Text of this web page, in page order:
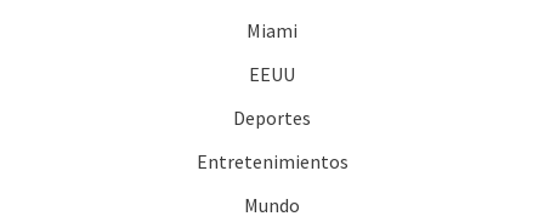
Miami
EEUU
Deportes
Entretenimientos
Mundo